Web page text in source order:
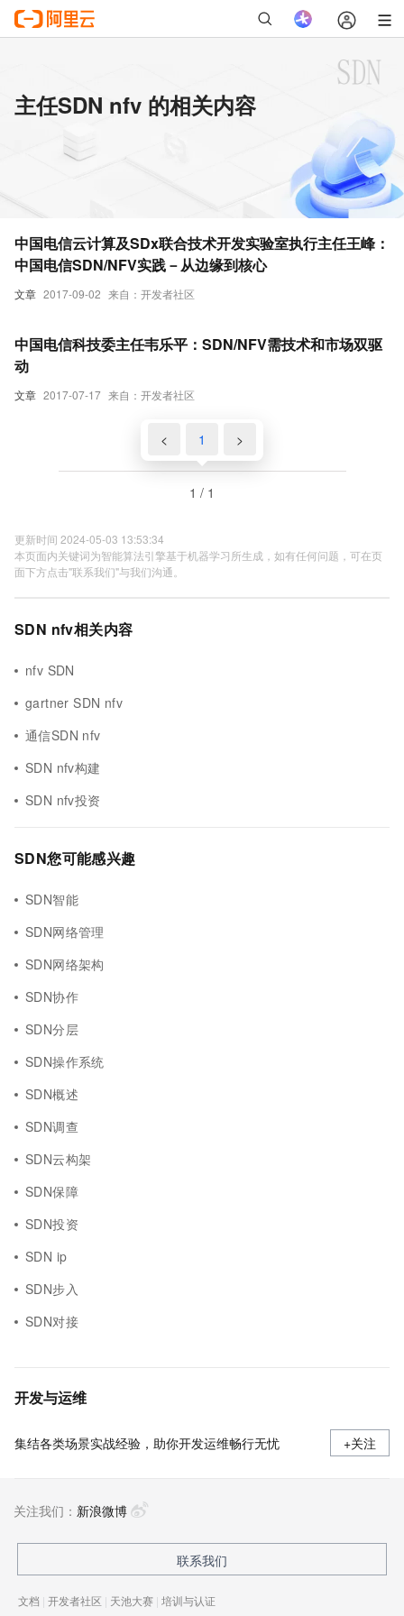
主任SDN nfv 的相关内容
文章 2017-09-02 来自：开发者社区
中国电信云计算及SDx联合技术开发实验室执行主任王峰：
中国电信SDN/NFV实践－从边缘到核心
文章 2017-07-17 来自：开发者社区
中国电信科技委主任韦乐平：SDN/NFV需技术和市场双驱
动
< 1 >
1 / 1
更新时间 2024-05-03 13:53:34
本页面内关键词为智能算法引擎基于机器学习所生成，如有任何问题，可在页
面下方点击"联系我们"与我们沟通。
SDN nfv相关内容
nfv SDN
gartner SDN nfv
通信SDN nfv
SDN nfv构建
SDN nfv投资
SDN您可能感兴趣
SDN智能
SDN网络管理
SDN网络架构
SDN协作
SDN分层
SDN操作系统
SDN概述
SDN调查
SDN云构架
SDN保障
SDN投资
SDN ip
SDN步入
SDN对接
开发与运维
集结各类场景实战经验，助你开发运维畅行无忧 +关注
关注我们： 新浪微博
联系我们
文档 | 开发者社区 | 天池大赛 | 培训与认证